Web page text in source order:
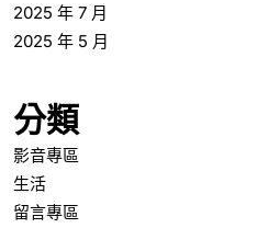
2025 年 7 月
2025 年 5 月
分類
影音專區
生活
留言專區